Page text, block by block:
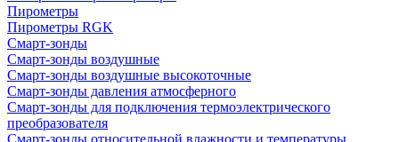
Пирометры
Пирометры RGK
Смарт-зонды
Смарт-зонды воздушные
Смарт-зонды воздушные высокоточные
Смарт-зонды давления атмосферного
Смарт-зонды для подключения термоэлектрического
преобразователя
Смарт-зонды относительной влажности и температуры